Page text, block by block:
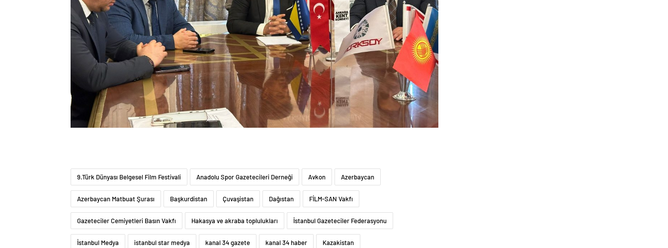
9.Türk Dünyası Belgesel Film Festivali Anadolu Spor Gazetecileri Derneği Avkon Azerbaycan
Azerbaycan Matbuat Şurası Başkurdistan Çuvaşistan Dağıstan FİLM-SAN Vakfı
Gazeteciler Cemiyetleri Basın Vakfı Hakasya ve akraba toplulukları İstanbul Gazeteciler Federasyonu
İstanbul Medya istanbul star medya kanal 34 gazete kanal 34 haber Kazakistan